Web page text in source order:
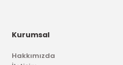
Kurumsal
Hakkımızda